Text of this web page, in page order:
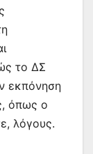
το ΔΣ
εκπόνηση
όπως ο
λόγους.